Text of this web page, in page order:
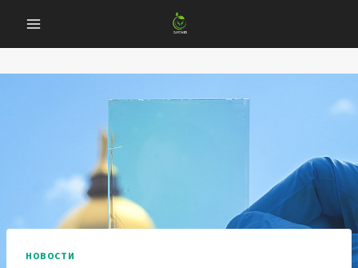
содержанию
НОВОСТИ